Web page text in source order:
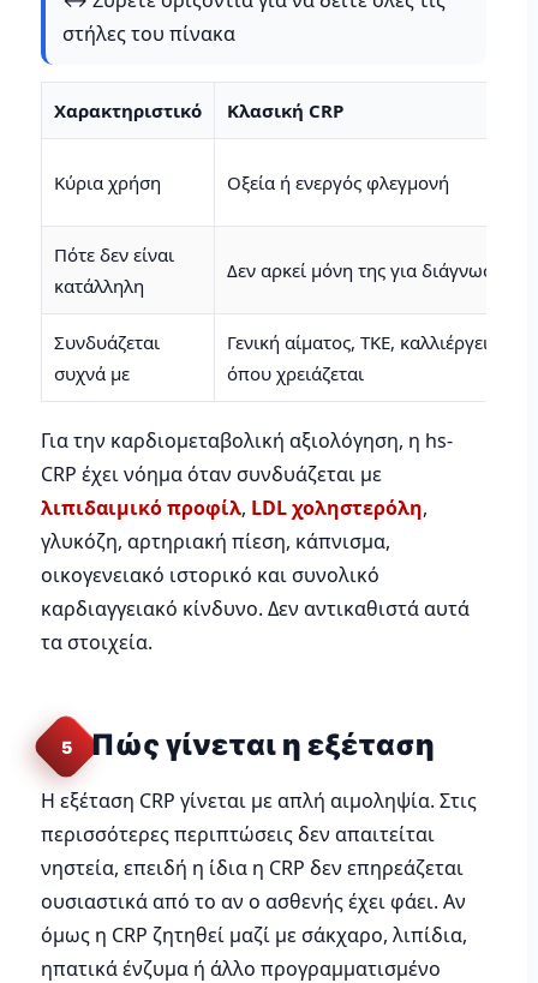
στήλες του πίνακα
Χαρακτηριστικό Κλασική CRP
Κύρια χρήση Οξεία ή ενεργός φλεγμονή
Πότε δεν είναι
κατάλληλη
Δεν αρκεί μόνη της για διάγνωση
Συνδυάζεται
συχνά με
Γενική αίματος, ΤΚΕ, καλλιέργειες,
όπου χρειάζεται
Για την καρδιομεταβολική αξιολόγηση, η hs-
CRP έχει νόημα όταν συνδυάζεται με
λιπιδαιμικό προφίλ, LDL χοληστερόλη,
γλυκόζη, αρτηριακή πίεση, κάπνισμα,
οικογενειακό ιστορικό και συνολικό
καρδιαγγειακό κίνδυνο. Δεν αντικαθιστά αυτά
τα στοιχεία.
5 Πώς γίνεται η εξέταση
Η εξέταση CRP γίνεται με απλή αιμοληψία. Στις
περισσότερες περιπτώσεις δεν απαιτείται
νηστεία, επειδή η ίδια η CRP δεν επηρεάζεται
ουσιαστικά από το αν ο ασθενής έχει φάει. Αν
όμως η CRP ζητηθεί μαζί με σάκχαρο, λιπίδια,
ηπατικά ένζυμα ή άλλο προγραμματισμένο